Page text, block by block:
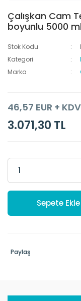
Çalışkan Cam
boyunlu 5000
Stok Kodu
Kategori
Marka
46,57 EUR + KDV
3.071,30 TL
Sepete Ekle
Paylaş